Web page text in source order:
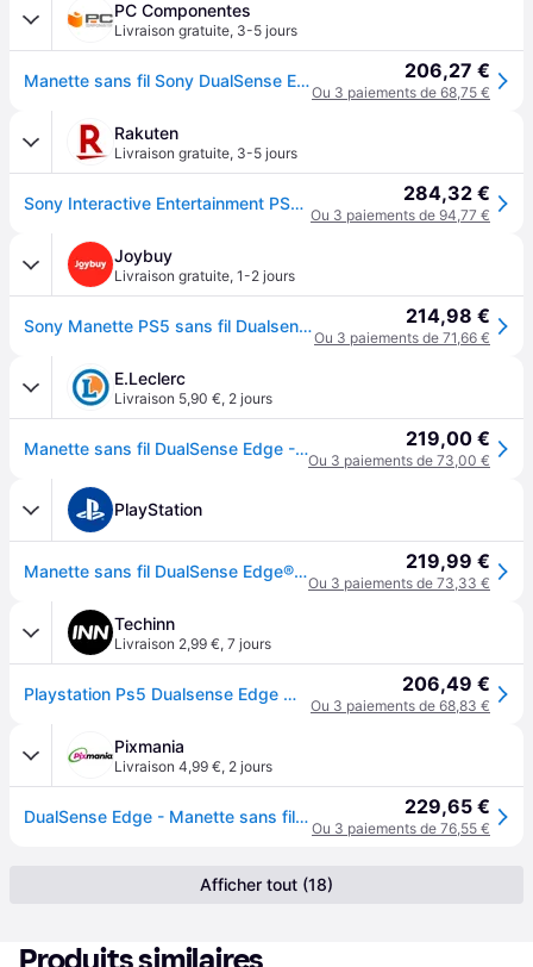
PC Componentes
Livraison gratuite, 3-5 jours
Manette sans fil Sony DualSense Edge pour PS5 Noir minuit 206,27 €
Ou 3 paiements de 68,75 €
Rakuten
Livraison gratuite, 3-5 jours
Sony Interactive Entertainment PS719593263 accessoire de jeux vidéo Noir Bluetooth/USB Manette de jeu Numérique PS5 284,32 €
Ou 3 paiements de 94,77 €
Joybuy
Livraison gratuite, 1-2 jours
Sony Manette PS5 sans fil Dualsense Edge - Midnight Black 214,98 €
Ou 3 paiements de 71,66 €
E.Leclerc
Livraison 5,90 €, 2 jours
Manette sans fil DualSense Edge - Midnight Black (PS5) 219,00 €
Ou 3 paiements de 73,00 €
PlayStation
Manette sans fil DualSense Edge® - Midnight Black 219,99 €
Ou 3 paiements de 73,33 €
Techinn
Livraison 2,99 €, 7 jours
Playstation Ps5 Dualsense Edge Wireless Controller Noir 206,49 €
Ou 3 paiements de 68,83 €
Pixmania
Livraison 4,99 €, 2 jours
DualSense Edge - Manette sans fil, noir minuit (PS5) - Neuf - Noir 229,65 €
Ou 3 paiements de 76,55 €
Afficher tout (18)